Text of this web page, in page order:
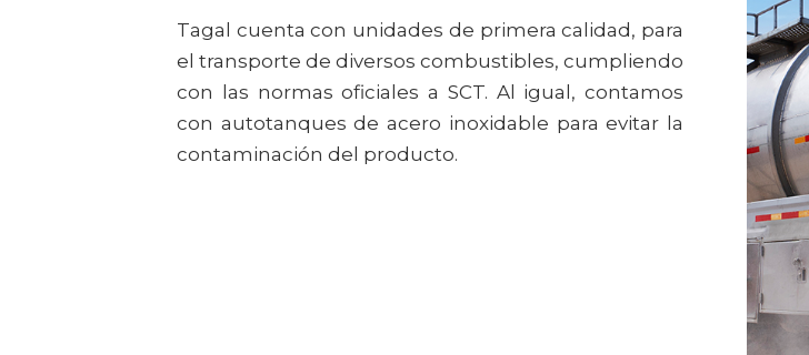
Tagal cuenta con unidades de primera calidad, para
el transporte de diversos combustibles, cumpliendo
con las normas oficiales a SCT. Al igual, contamos
con autotanques de acero inoxidable para evitar la
contaminación del producto.